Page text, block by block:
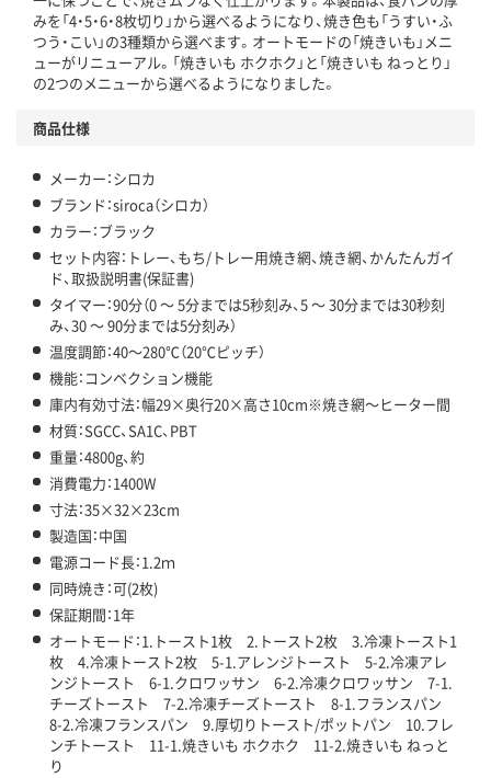
みを「4・5・6・8枚切り」から選べるようになり、焼き色も「うすい・ふ
つう・こい」の3種類から選べます。オートモードの「焼きいも」メニ
ューがリニューアル。「焼きいも ホクホク」と「焼きいも ねっとり」
の2つのメニューから選べるようになりました。
商品仕様
メーカー：シロカ
ブランド：siroca（シロカ）
カラー：ブラック
セット内容：トレー、もち/トレー用焼き網、焼き網、かんたんガイ
ド、取扱説明書(保証書)
タイマー：90分（0 ～ 5分までは5秒刻み、5 ～ 30分までは30秒刻
み、30 ～ 90分までは5分刻み）
温度調節：40～280℃（20℃ピッチ）
機能：コンベクション機能
庫内有効寸法：幅29×奥行20×高さ10cm※焼き網～ヒーター間
材質：SGCC、SA1C、PBT
重量：4800g、約
消費電力：1400W
寸法：35×32×23cm
製造国：中国
電源コード長：1.2ｍ
同時焼き：可(2枚)
保証期間：1年
オートモード：1.トースト1枚 2.トースト2枚 3.冷凍トースト1
枚 4.冷凍トースト2枚 5-1.アレンジトースト 5-2.冷凍アレ
ンジトースト 6-1.クロワッサン 6-2.冷凍クロワッサン 7-1.
チーズトースト 7-2.冷凍チーズトースト 8-1.フランスパン
8-2.冷凍フランスパン 9.厚切りトースト/ポットパン 10.フレ
ンチトースト 11-1.焼きいも ホクホク 11-2.焼きいも ねっと
り